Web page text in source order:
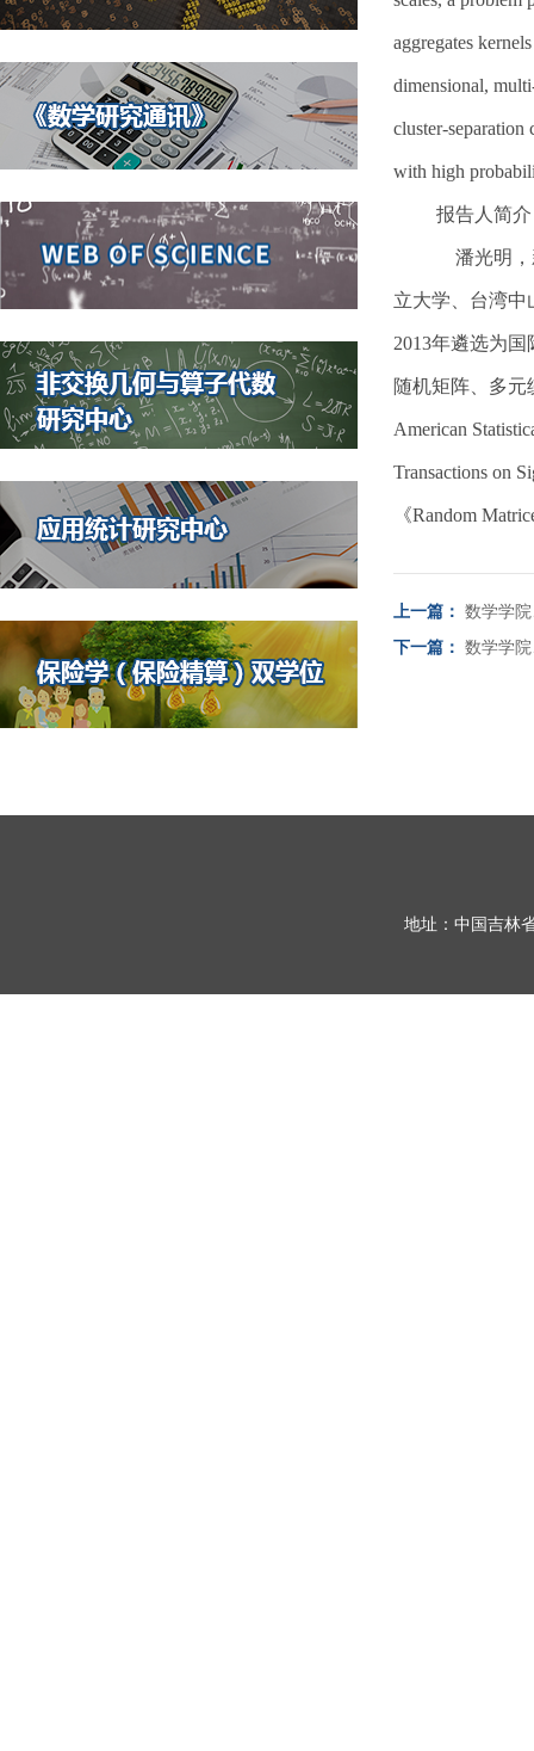
aggregates
dimensional,
cluster-separation
with high
报告人简
潘光明，
立大学、台湾中
2013年遴选为国
随机矩阵、多元
American
Transactions on
《Random
上一篇： 数学学
下一篇： 数学学
地址：中国吉林